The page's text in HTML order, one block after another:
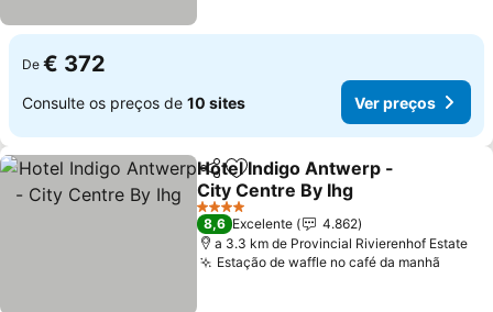
De € 372
Consulte os preços de 10 sites Ver preços
PartilharAdicionar aos favoritos
Hotel Indigo Antwerp -
City Centre By Ihg
Ver preços
4 Estrelas
8,6 Excelente
4.862
a 3.3 km de Provincial Rivierenhof Estate
Estação de waffle no café da manhã